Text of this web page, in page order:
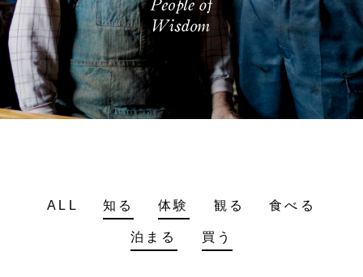
ALL 知る 体験 観る 食べる
泊まる 買う